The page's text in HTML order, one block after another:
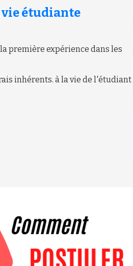
vie étudiante
première expérience dans les
inhérents. à la vie de l'étudiant